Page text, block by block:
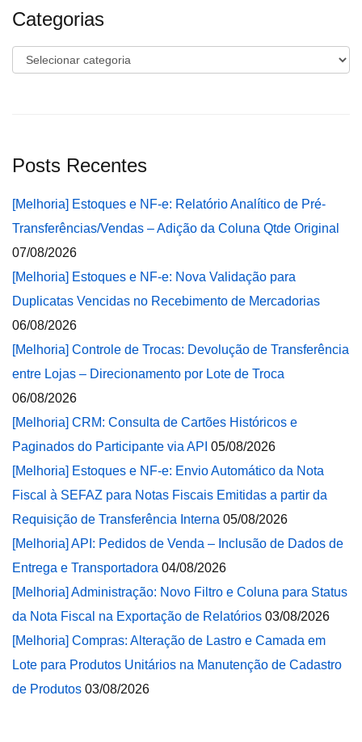
Categorias
Categorias
Posts Recentes
[Melhoria] Estoques e NF-e: Relatório Analítico de Pré-
Transferências/Vendas – Adição da Coluna Qtde Original
07/08/2026
[Melhoria] Estoques e NF-e: Nova Validação para
Duplicatas Vencidas no Recebimento de Mercadorias
06/08/2026
[Melhoria] Controle de Trocas: Devolução de Transferência
entre Lojas – Direcionamento por Lote de Troca
06/08/2026
[Melhoria] CRM: Consulta de Cartões Históricos e
Paginados do Participante via API 05/08/2026
[Melhoria] Estoques e NF-e: Envio Automático da Nota
Fiscal à SEFAZ para Notas Fiscais Emitidas a partir da
Requisição de Transferência Interna 05/08/2026
[Melhoria] API: Pedidos de Venda – Inclusão de Dados de
Entrega e Transportadora 04/08/2026
[Melhoria] Administração: Novo Filtro e Coluna para Status
da Nota Fiscal na Exportação de Relatórios 03/08/2026
[Melhoria] Compras: Alteração de Lastro e Camada em
Lote para Produtos Unitários na Manutenção de Cadastro
de Produtos 03/08/2026